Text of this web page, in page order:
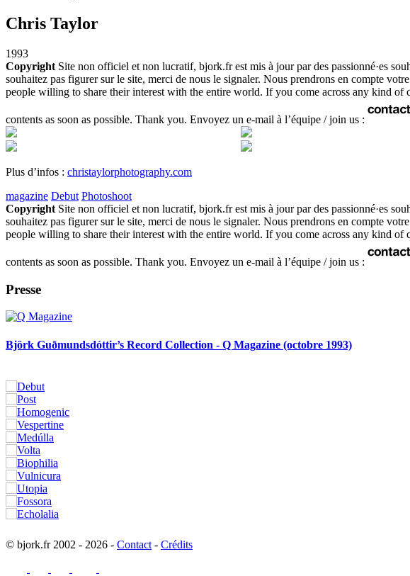
Chris Taylor
1993
Copyright Site non officiel et non lucratif, bjork.fr est mis à jour par des passionné·es
souhaitez pas figurer sur le site, merci de nous le signaler. Nous prendrons en compte
people willing to share their interest with the entire world. If you come across any kind
contents as soon as possible. Thank you. Envoyez un e-mail à l’équipe / join us :
Plus d’infos : christaylorphotography.com
magazine Debut Photoshoot
Copyright Site non officiel et non lucratif, bjork.fr est mis à jour par des passionné·es
souhaitez pas figurer sur le site, merci de nous le signaler. Nous prendrons en compte
people willing to share their interest with the entire world. If you come across any kind
contents as soon as possible. Thank you. Envoyez un e-mail à l’équipe / join us :
Presse
Björk Guðmundsdóttir’s Record Collection - Q Magazine (octobre 1993)
© bjork.fr 2002 - 2026 - Contact - Crédits